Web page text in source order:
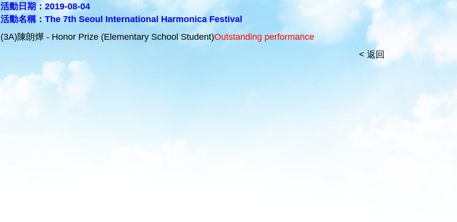
活動日期：2019-08-04
活動名稱：The 7th Seoul International Harmonica Festival
(3A)陳朗燁 - Honor Prize (Elementary School Student)Outstanding performance
< 返回